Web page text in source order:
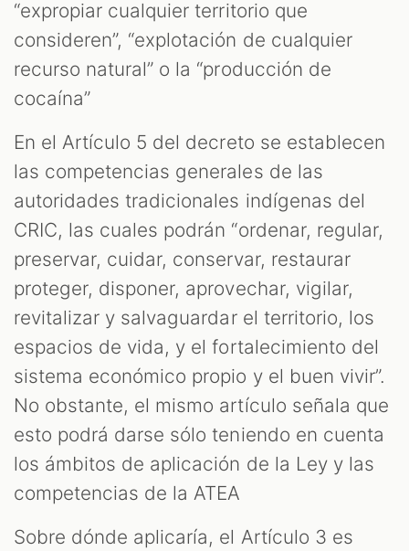
“expropiar cualquier territorio que
consideren”, “explotación de cualquier
recurso natural” o la “producción de
cocaína”
En el Artículo 5 del decreto se establecen
las competencias generales de las
autoridades tradicionales indígenas del
CRIC, las cuales podrán “ordenar, regular,
preservar, cuidar, conservar, restaurar
proteger, disponer, aprovechar, vigilar,
revitalizar y salvaguardar el territorio, los
espacios de vida, y el fortalecimiento del
sistema económico propio y el buen vivir”.
No obstante, el mismo artículo señala que
esto podrá darse sólo teniendo en cuenta
los ámbitos de aplicación de la Ley y las
competencias de la ATEA
Sobre dónde aplicaría, el Artículo 3 es